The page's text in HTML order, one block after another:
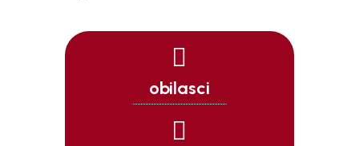

obilasci
